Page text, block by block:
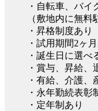
・自転車、バ
（敷地内に無料
・昇格制度あり
・試用期間2ヶ
・誕生日に選べ
・賞与、昇給、
・有給、介護、
・永年勤続表彰
・定年制あり